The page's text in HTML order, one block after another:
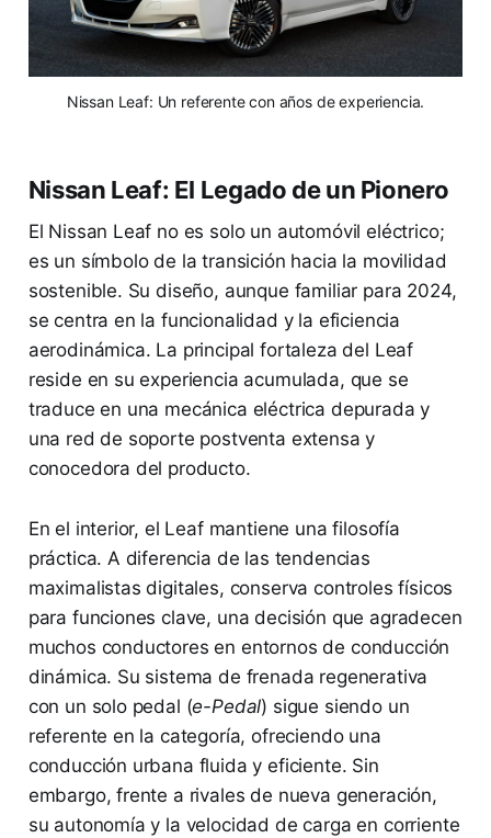
Nissan Leaf: Un referente con años de experiencia.
Nissan Leaf: El Legado de un Pionero
El Nissan Leaf no es solo un automóvil eléctrico;
es un símbolo de la transición hacia la movilidad
sostenible. Su diseño, aunque familiar para 2024,
se centra en la funcionalidad y la eficiencia
aerodinámica. La principal fortaleza del Leaf
reside en su experiencia acumulada, que se
traduce en una mecánica eléctrica depurada y
una red de soporte postventa extensa y
conocedora del producto.
En el interior, el Leaf mantiene una filosofía
práctica. A diferencia de las tendencias
maximalistas digitales, conserva controles físicos
para funciones clave, una decisión que agradecen
muchos conductores en entornos de conducción
dinámica. Su sistema de frenada regenerativa
con un solo pedal (e-Pedal) sigue siendo un
referente en la categoría, ofreciendo una
conducción urbana fluida y eficiente. Sin
embargo, frente a rivales de nueva generación,
su autonomía y la velocidad de carga en corriente